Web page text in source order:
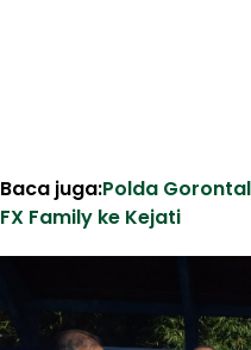
Baca juga:Polda
FX Family ke Kejati